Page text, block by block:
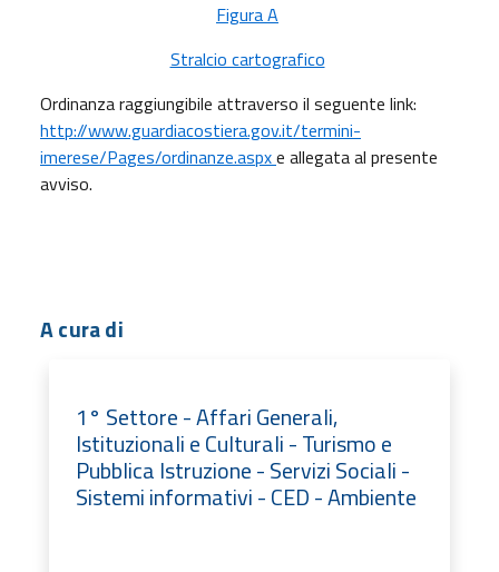
Figura A
Stralcio cartografico
Ordinanza raggiungibile attraverso il seguente link:
http://www.guardiacostiera.gov.it/termini-
imerese/Pages/ordinanze.aspxe allegata al presente
avviso.
A cura di
1° Settore - Affari Generali,
Istituzionali e Culturali - Turismo e
Pubblica Istruzione - Servizi Sociali -
Sistemi informativi - CED - Ambiente